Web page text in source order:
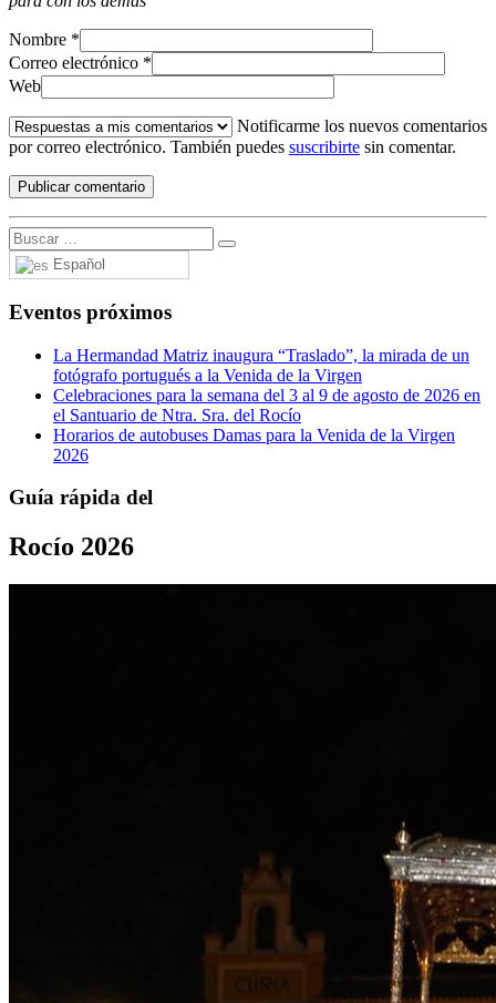
Nombre *
Correo electrónico *
Web
Notificarme los nuevos comentarios
por correo electrónico. También puedes suscribirte sin comentar.
Español
Eventos próximos
La Hermandad Matriz inaugura “Traslado”, la mirada de un
fotógrafo portugués a la Venida de la Virgen
Celebraciones para la semana del 3 al 9 de agosto de 2026 en
el Santuario de Ntra. Sra. del Rocío
Horarios de autobuses Damas para la Venida de la Virgen
2026
Guía rápida del
Rocío 2026